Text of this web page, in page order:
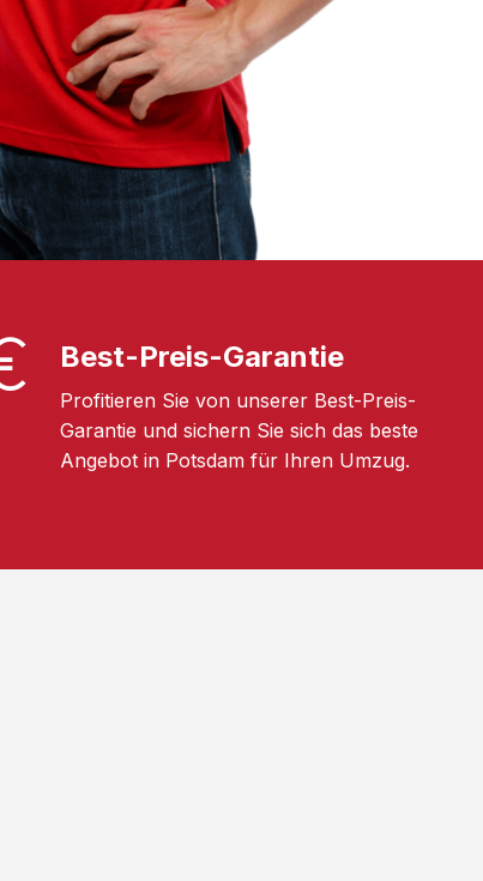
Best-Preis-Garantie
Profitieren Sie von unserer Best-Preis-
Garantie und sichern Sie sich das beste
Angebot in Potsdam für Ihren Umzug.